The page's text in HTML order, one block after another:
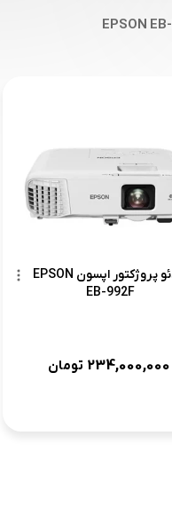
ویدئو پروژکتور اپسون EPSON
EB-992F
234,000,000 تومان